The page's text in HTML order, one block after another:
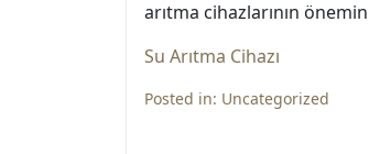
arıtma cihazlarının
Su Arıtma Cihazı
Posted in: Uncategorized